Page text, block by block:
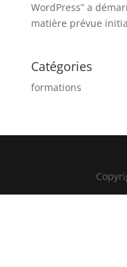
WordPress” a
matière prévue
Catégories
formations